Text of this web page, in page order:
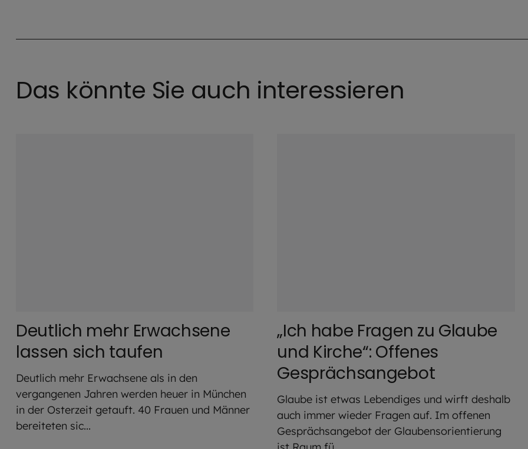
Das könnte Sie auch interessieren
Deutlich mehr Erwachsene
lassen sich taufen
Deutlich mehr Erwachsene als in den
vergangenen Jahren werden heuer in München
in der Osterzeit getauft. 40 Frauen und Männer
bereiteten sic...
„Ich habe Fragen zu Glaube
und Kirche“: Offenes
Gesprächsangebot
Glaube ist etwas Lebendiges und wirft deshalb
auch immer wieder Fragen auf. Im offenen
Gesprächsangebot der Glaubensorientierung